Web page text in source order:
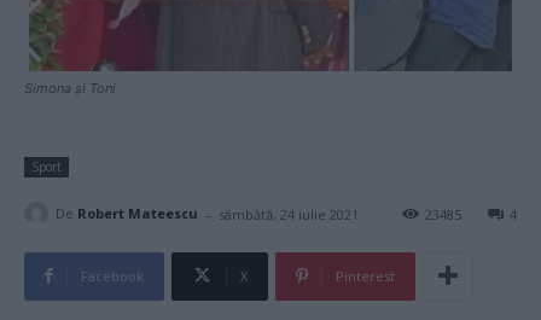
Simona și Toni
Sport
De Robert Mateescu - sâmbătă, 24 iulie 2021 4
23485
Facebook X Pinterest